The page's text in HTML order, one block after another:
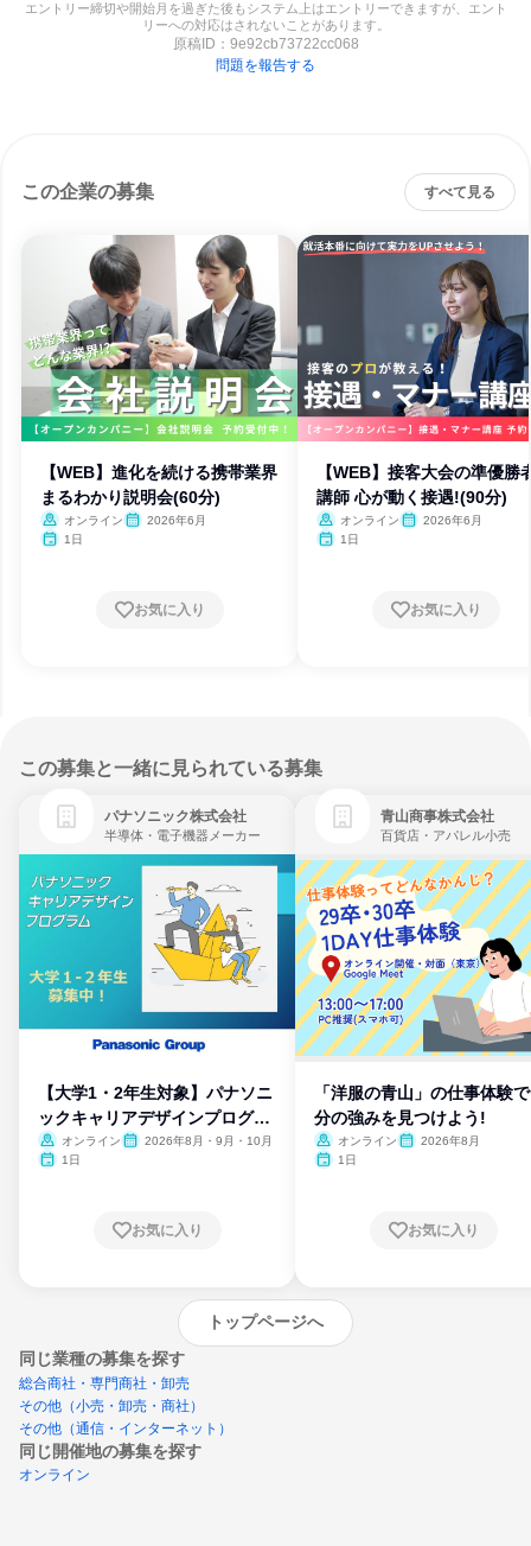
エントリー締切や開始月を過ぎた後もシステム上はエントリーできますが、エント
リーへの対応はされないことがあります。
原稿ID： 9e92cb73722cc068
問題を報告する
この企業の募集 すべて見る
【WEB】進化を続ける携帯業界
まるわかり説明会(60分)
オンライン
2026年6月
1日
お気に入り
【WEB】接客大会の準優勝
講師 心が動く接遇!(90分)
オンライン
2026年6月
1日
お気に入り
この募集と一緒に見られている募集
パナソニック株式会社
半導体・電子機器メーカー
【大学1・2年生対象】パナソニ
ックキャリアデザインプログラ
ム
オンライン
2026年8月・9月・10月
1日
お気に入り
青山商事株式会社
百貨店・アパレル小売
「洋服の青山」の仕事体験
分の強みを見つけよう!
オンライン
2026年8月
1日
お気に入り
トップページへ
同じ業種の募集を探す
総合商社・専門商社・卸売
その他（小売・卸売・商社）
その他（通信・インターネット）
同じ開催地の募集を探す
オンライン